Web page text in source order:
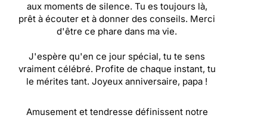
aux moments de silence. Tu es toujours là,
prêt à écouter et à donner des conseils. Merci
d'être ce phare dans ma vie.
J'espère qu'en ce jour spécial, tu te sens
vraiment célébré. Profite de chaque instant, tu
le mérites tant. Joyeux anniversaire, papa !
Amusement et tendresse définissent notre